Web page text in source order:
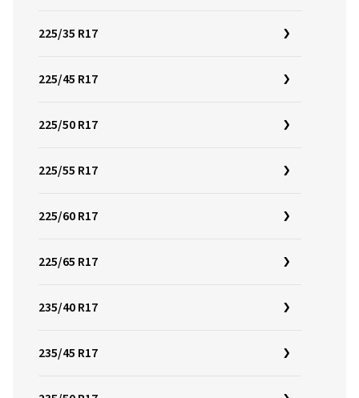
225/35 R17
225/45 R17
225/50 R17
225/55 R17
225/60 R17
225/65 R17
235/40 R17
235/45 R17